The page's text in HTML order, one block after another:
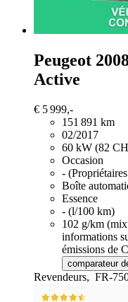
Peugeot
Active
€ 5 999,-
151 891 km
02/2017
60 kW (82
Occasion
-
Boîte
Essence
- (l/100 km)
102 g/km
informations
émissions de
comparateur
Revendeurs, FR-